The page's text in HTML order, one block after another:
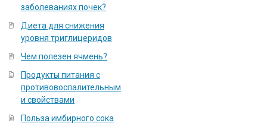
заболеваниях почек?
Диета для снижения
уровня триглицеридов
Чем полезен ячмень?
Продукты питания с
противовоспалительным
и свойствами
Польза имбирного сока